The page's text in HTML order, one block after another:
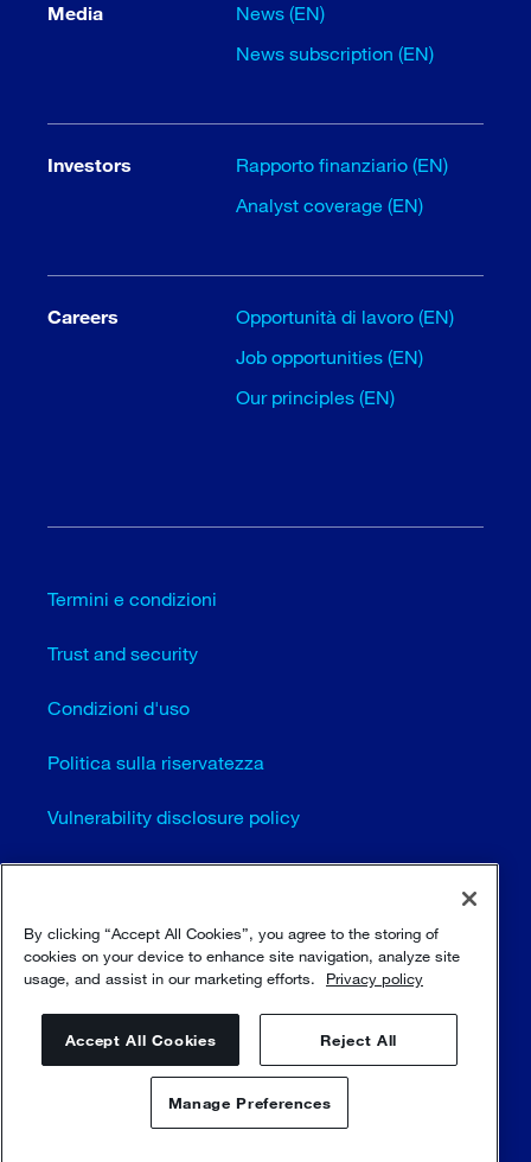
Media
News (EN)
News subscription (EN)
Investors
Rapporto finanziario (EN)
Analyst coverage (EN)
Careers
Opportunità di lavoro (EN)
Job opportunities (EN)
Our principles (EN)
Termini e condizioni
Trust and security
Condizioni d'uso
Politica sulla riservatezza
Vulnerability disclosure policy
Cookie settings (EN)
Mappa del sito
© Sulzer Ltd 1996 - 2025
By clicking “Accept All Cookies”, you agree to the storing of
cookies on your device to enhance site navigation, analyze site
usage, and assist in our marketing efforts.
Privacy policy
Accept All Cookies Reject All
Manage Preferences